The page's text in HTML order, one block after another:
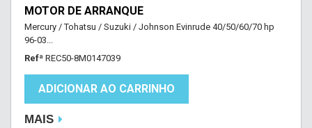
MOTOR DE ARRANQUE
Mercury / Tohatsu / Suzuki / Johnson Evinrude 40/50/60/70 hp
96-03...
Refª REC50-8M0147039
ADICIONAR AO CARRINHO
MAIS